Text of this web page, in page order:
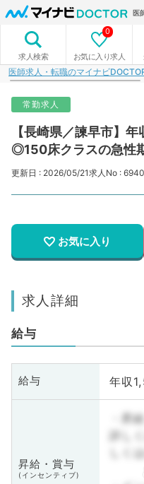
医
求人検索 お気に入り求人
0
医師求人・転職のマイナビ
常勤求人
【長崎県／諫早市】
◎150床クラスの急性
更新日 : 2026/05/21求人No :
お気に入り
求人詳細
給与
給与 年収
昇給・賞与
(インセンティブ)
・昇
詳し
しく